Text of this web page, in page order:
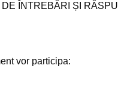
ÎNTREBĂRI ȘI
vor participa: